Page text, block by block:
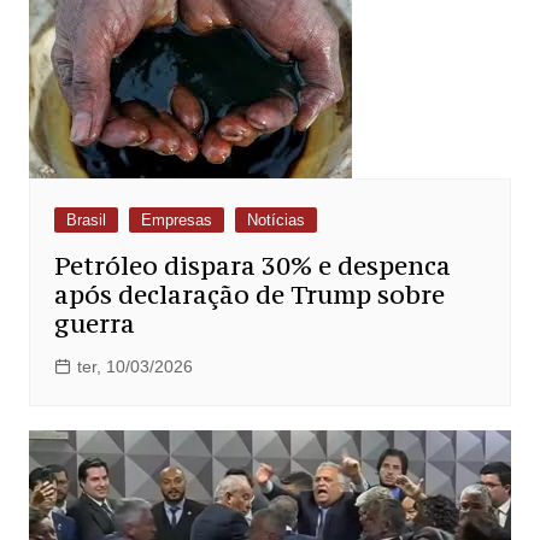
Brasil Empresas Notícias
Petróleo dispara 30% e despenca
após declaração de Trump sobre
guerra
ter, 10/03/2026